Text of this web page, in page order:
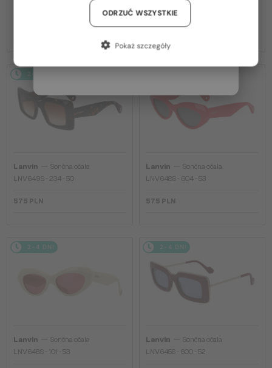
LNV652S - 001 - 55
575 PLN
2-4 DNI
Lanvin
Sončna očala
LNV649S - 234 - 50
575 PLN
Lanvin
Sončna očala
LNV648S - 604 - 53
575 PLN
2-4 DNI
Lanvin
Sončna očala
LNV648S - 101 - 53
2-4 DNI
Lanvin
Sončna očala
LNV645S - 600 - 52
Niemcy / DE
ODRZUĆ WSZYSTKIE
Pokaż szczegóły